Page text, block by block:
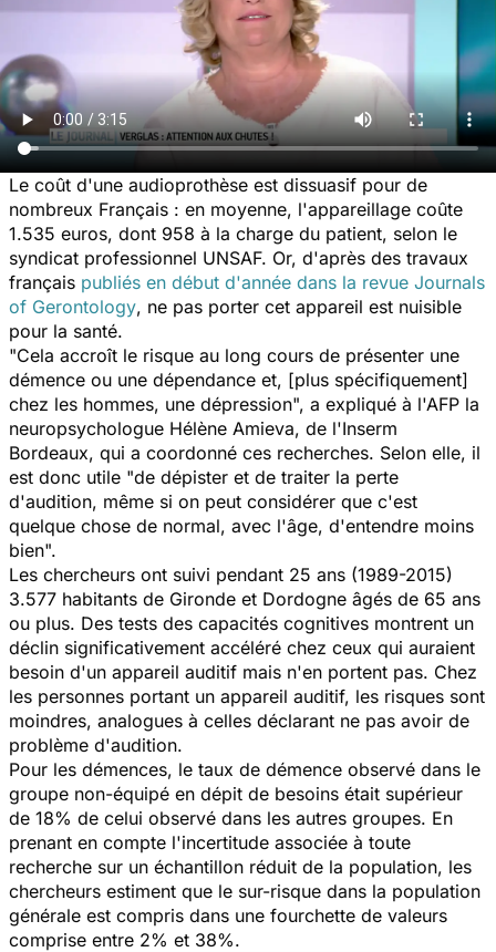
Le coût d'une audioprothèse est dissuasif pour de
nombreux Français : en moyenne, l'appareillage coûte
1.535 euros, dont 958 à la charge du patient, selon le
syndicat professionnel UNSAF. Or, d'après des travaux
français publiés en début d'année dans la revue Journals
of Gerontology, ne pas porter cet appareil est nuisible
pour la santé.
"Cela accroît le risque au long cours de présenter une
démence ou une dépendance et, [plus spécifiquement]
chez les hommes, une dépression", a expliqué à l'AFP la
neuropsychologue Hélène Amieva, de l'Inserm
Bordeaux, qui a coordonné ces recherches. Selon elle, il
est donc utile "de dépister et de traiter la perte
d'audition, même si on peut considérer que c'est
quelque chose de normal, avec l'âge, d'entendre moins
bien".
Les chercheurs ont suivi pendant 25 ans (1989-2015)
3.577 habitants de Gironde et Dordogne âgés de 65 ans
ou plus. Des tests des capacités cognitives montrent un
déclin significativement accéléré chez ceux qui auraient
besoin d'un appareil auditif mais n'en portent pas. Chez
les personnes portant un appareil auditif, les risques sont
moindres, analogues à celles déclarant ne pas avoir de
problème d'audition.
Pour les démences, le taux de démence observé dans le
groupe non-équipé en dépit de besoins était supérieur
de 18% de celui observé dans les autres groupes. En
prenant en compte l'incertitude associée à toute
recherche sur un échantillon réduit de la population, les
chercheurs estiment que le sur-risque dans la population
générale est compris dans une fourchette de valeurs
comprise entre 2% et 38%.